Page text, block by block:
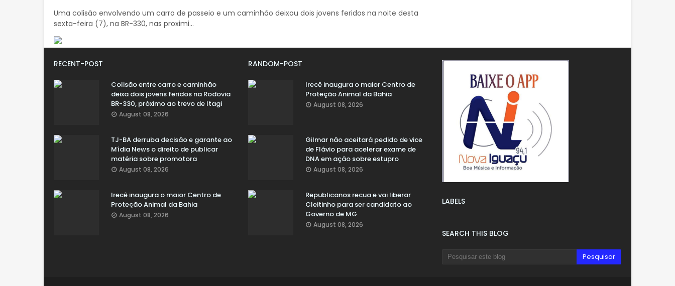
Uma colisão envolvendo um carro de passeio e um caminhão deixou dois jovens feridos na noite desta
sexta-feira (7), na BR-330, nas proximi...
RECENT-POST
Colisão entre carro e caminhão
deixa dois jovens feridos na Rodovia
BR-330, próximo ao trevo de Itagi
August 08, 2026
TJ-BA derruba decisão e garante ao
Mídia News o direito de publicar
matéria sobre promotora
August 08, 2026
Irecê inaugura o maior Centro de
Proteção Animal da Bahia
August 08, 2026
RANDOM-POST
Irecê inaugura o maior Centro de
Proteção Animal da Bahia
August 08, 2026
Gilmar não aceitará pedido de vice
de Flávio para acelerar exame de
DNA em ação sobre estupro
August 08, 2026
Republicanos recua e vai liberar
Cleitinho para ser candidato ao
Governo de MG
August 08, 2026
LABELS
SEARCH THIS BLOG